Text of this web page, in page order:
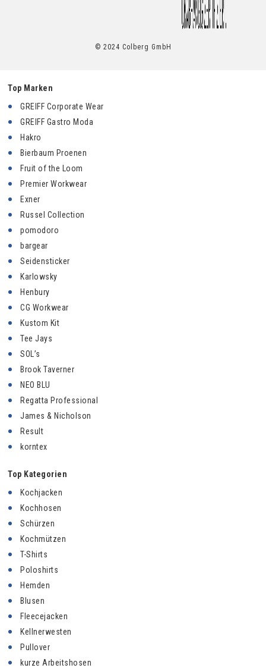
© 2024 Colberg GmbH
Top Marken
GREIFF Corporate Wear
GREIFF Gastro Moda
Hakro
Bierbaum Proenen
Fruit of the Loom
Premier Workwear
Exner
Russel Collection
pomodoro
bargear
Seidensticker
Karlowsky
Henbury
CG Workwear
Kustom Kit
Tee Jays
SOL’s
Brook Taverner
NEO BLU
Regatta Professional
James & Nicholson
Result
korntex
Top Kategorien
Kochjacken
Kochhosen
Schürzen
Kochmützen
T-Shirts
Poloshirts
Hemden
Blusen
Fleecejacken
Kellnerwesten
Pullover
kurze Arbeitshosen